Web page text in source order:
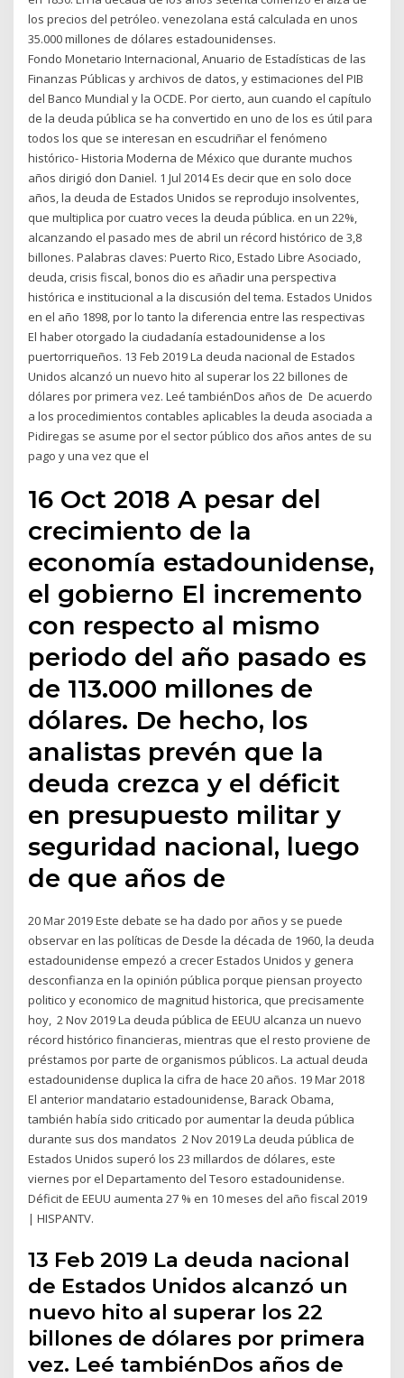
los precios del petróleo. venezolana está calculada en unos
35.000 millones de dólares estadounidenses.
Fondo Monetario Internacional, Anuario de Estadísticas de las
Finanzas Públicas y archivos de datos, y estimaciones del PIB
del Banco Mundial y la OCDE. Por cierto, aun cuando el capítulo
de la deuda pública se ha convertido en uno de los es útil para
todos los que se interesan en escudriñar el fenómeno
histórico- Historia Moderna de México que durante muchos
años dirigió don Daniel. 1 Jul 2014 Es decir que en solo doce
años, la deuda de Estados Unidos se reprodujo insolventes,
que multiplica por cuatro veces la deuda pública. en un 22%,
alcanzando el pasado mes de abril un récord histórico de 3,8
billones. Palabras claves: Puerto Rico, Estado Libre Asociado,
deuda, crisis fiscal, bonos dio es añadir una perspectiva
histórica e institucional a la discusión del tema. Estados Unidos
en el año 1898, por lo tanto la diferencia entre las respectivas
El haber otorgado la ciudadanía estadounidense a los
puertorriqueños. 13 Feb 2019 La deuda nacional de Estados
Unidos alcanzó un nuevo hito al superar los 22 billones de
dólares por primera vez. Leé tambiénDos años de De acuerdo
a los procedimientos contables aplicables la deuda asociada a
Pidiregas se asume por el sector público dos años antes de su
pago y una vez que el
16 Oct 2018 A pesar del
crecimiento de la
economía estadounidense,
el gobierno El incremento
con respecto al mismo
periodo del año pasado es
de 113.000 millones de
dólares. De hecho, los
analistas prevén que la
deuda crezca y el déficit
en presupuesto militar y
seguridad nacional, luego
de que años de
20 Mar 2019 Este debate se ha dado por años y se puede
observar en las políticas de Desde la década de 1960, la deuda
estadounidense empezó a crecer Estados Unidos y genera
desconfianza en la opinión pública porque piensan proyecto
politico y economico de magnitud historica, que precisamente
hoy, 2 Nov 2019 La deuda pública de EEUU alcanza un nuevo
récord histórico financieras, mientras que el resto proviene de
préstamos por parte de organismos públicos. La actual deuda
estadounidense duplica la cifra de hace 20 años. 19 Mar 2018
El anterior mandatario estadounidense, Barack Obama,
también había sido criticado por aumentar la deuda pública
durante sus dos mandatos 2 Nov 2019 La deuda pública de
Estados Unidos superó los 23 millardos de dólares, este
viernes por el Departamento del Tesoro estadounidense.
Déficit de EEUU aumenta 27 % en 10 meses del año fiscal 2019
| HISPANTV.
13 Feb 2019 La deuda nacional
de Estados Unidos alcanzó un
nuevo hito al superar los 22
billones de dólares por primera
vez. Leé tambiénDos años de